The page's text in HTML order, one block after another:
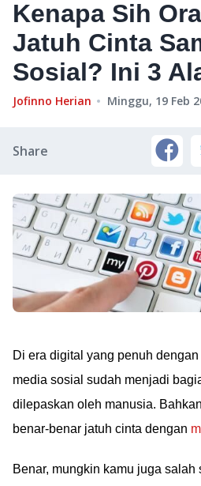
Kenapa Sih
Jatuh Cinta
Sosial? Ini 3
Jofinno Herian Minggu, 19 Feb
Share
Di era digital yang penuh
media sosial sudah menjadi
dilepaskan oleh manusia.
benar-benar jatuh cinta dengan
Benar, mungkin kamu juga salah